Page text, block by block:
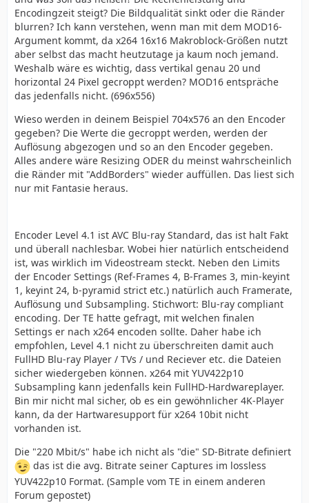
Encodingzeit steigt? Die Bildqualität sinkt oder die Ränder
blurren? Ich kann verstehen, wenn man mit dem MOD16-
Argument kommt, da x264 16x16 Makroblock-Größen nutzt
aber selbst das macht heutzutage ja kaum noch jemand.
Weshalb wäre es wichtig, dass vertikal genau 20 und
horizontal 24 Pixel gecroppt werden? MOD16 entspräche
das jedenfalls nicht. (696x556)
Wieso werden in deinem Beispiel 704x576 an den Encoder
gegeben? Die Werte die gecroppt werden, werden der
Auflösung abgezogen und so an den Encoder gegeben.
Alles andere wäre Resizing ODER du meinst wahrscheinlich
die Ränder mit "AddBorders" wieder auffüllen. Das liest sich
nur mit Fantasie heraus.
Encoder Level 4.1 ist AVC Blu-ray Standard, das ist halt Fakt
und überall nachlesbar. Wobei hier natürlich entscheidend
ist, was wirklich im Videostream steckt. Neben den Limits
der Encoder Settings (Ref-Frames 4, B-Frames 3, min-keyint
1, keyint 24, b-pyramid strict etc.) natürlich auch Framerate,
Auflösung und Subsampling. Stichwort: Blu-ray compliant
encoding. Der TE hatte gefragt, mit welchen finalen
Settings er nach x264 encoden sollte. Daher habe ich
empfohlen, Level 4.1 nicht zu überschreiten damit auch
FullHD Blu-ray Player / TVs / und Reciever etc. die Dateien
sicher wiedergeben können. x264 mit YUV422p10
Subsampling kann jedenfalls kein FullHD-Hardwareplayer.
Bin mir nicht mal sicher, ob es ein gewöhnlicher 4K-Player
kann, da der Hartwaresupport für x264 10bit nicht
vorhanden ist.
Die "220 Mbit/s" habe ich nicht als "die" SD-Bitrate definiert
das ist die avg. Bitrate seiner Captures im lossless
YUV422p10 Format. (Sample vom TE in einem anderen
Forum gepostet)